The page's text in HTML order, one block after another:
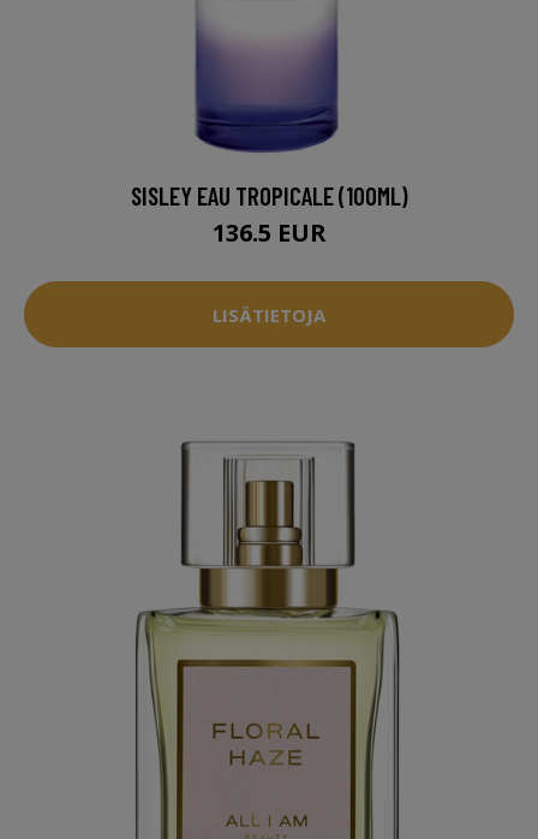
SISLEY EAU TROPICALE (100ML)
136.5 EUR
LISÄTIETOJA